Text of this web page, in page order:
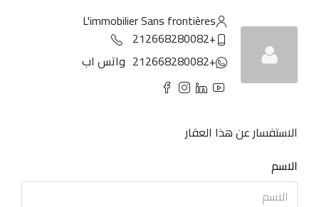
L'immobilier Sans frontières
+212668280082
+212668280082
واتس اب
الاستفسار عن هذا العقار
الاسم